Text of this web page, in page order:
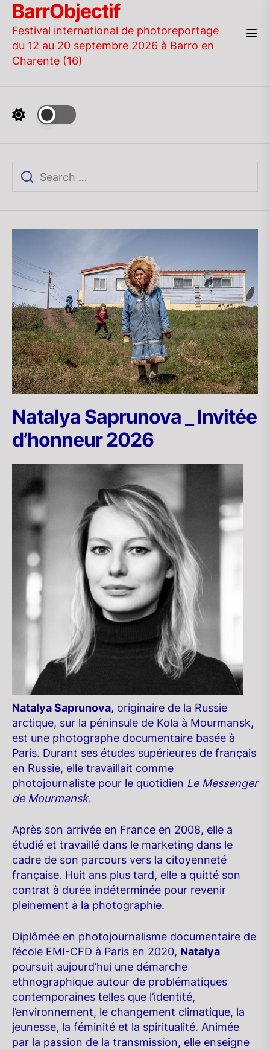
Skip
the
content
BarrObjectif
Festival international de photoreportage
du 12 au 20 septembre 2026 à Barro en
Charente (16)
Natalya Saprunova _ Invitée
d’honneur 2026
Natalya Saprunova, originaire de la Russie
arctique, sur la péninsule de Kola à Mourmansk,
est une photographe documentaire basée à
Paris. Durant ses études supérieures de français
en Russie, elle travaillait comme
photojournaliste pour le quotidien Le Messenger
de Mourmansk.
Après son arrivée en France en 2008, elle a
étudié et travaillé dans le marketing dans le
cadre de son parcours vers la citoyenneté
française. Huit ans plus tard, elle a quitté son
contrat à durée indéterminée pour revenir
pleinement à la photographie.
Diplômée en photojournalisme documentaire de
l’école EMI-CFD à Paris en 2020, Natalya
poursuit aujourd’hui une démarche
ethnographique autour de problématiques
contemporaines telles que l’identité,
l’environnement, le changement climatique, la
jeunesse, la féminité et la spiritualité. Animée
par la passion de la transmission, elle enseigne